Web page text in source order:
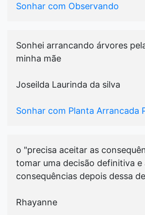
Sonhar com Observando
Sonhei arrancando árvores
minha mãe
Joseilda Laurinda da silva
Sonhar com Planta Arrancada
o "precisa aceitar as
tomar uma decisão definitiva e
consequências depois dessa
Rhayanne